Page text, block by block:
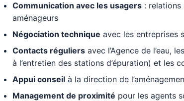
Communication avec les usagers : relations
aménageurs
Négociation technique avec les entreprises
Contacts réguliers avec l’Agence de l’eau,
à l’entretien des stations d’épuration) et les
Appui conseil à la direction de
Management de proximité pour les agents